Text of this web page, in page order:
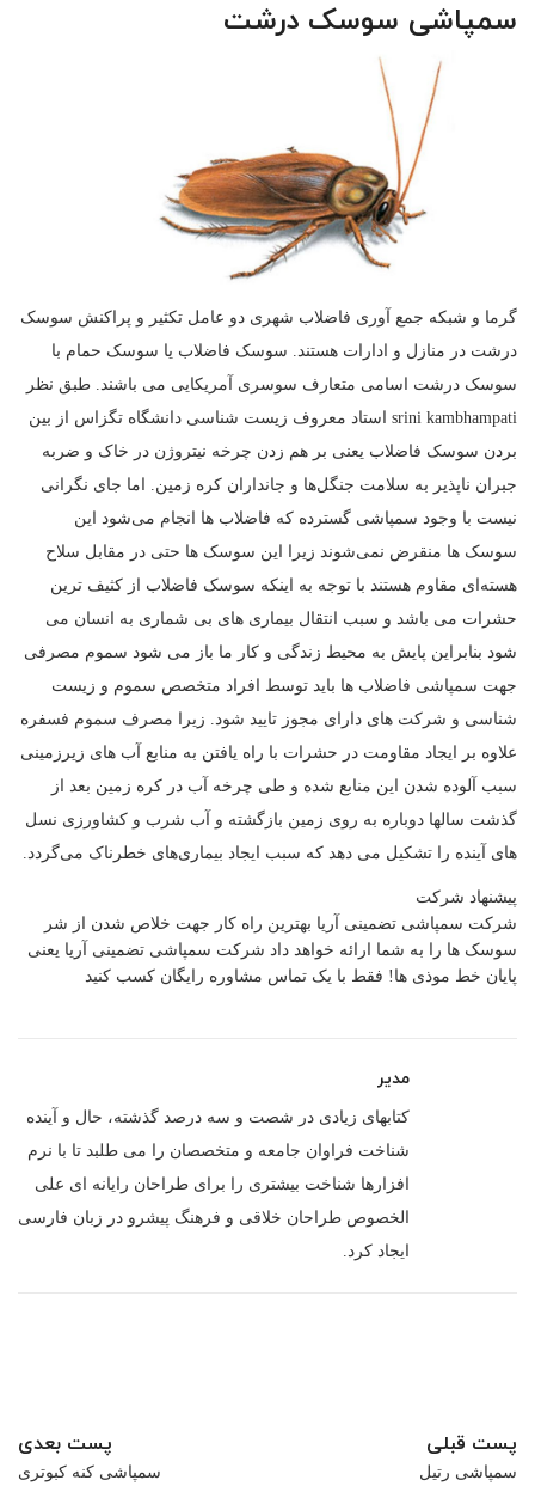
سمپاشی سوسک درشت
گرما و شبکه جمع آوری فاضلاب شهری دو عامل تکثیر و پراکنش سوسک
درشت در منازل و ادارات هستند. سوسک فاضلاب یا سوسک حمام با
سوسک درشت اسامی متعارف سوسری آمریکایی می باشند. طبق نظر
srini kambhampati استاد معروف زیست شناسی دانشگاه تگزاس از بین
بردن سوسک فاضلاب یعنی بر هم زدن چرخه نیتروژن در خاک و ضربه
جبران ناپذیر به سلامت جنگل‌ها و جانداران کره زمین. اما جای نگرانی
نیست با وجود سمپاشی گسترده که فاضلاب ها انجام می‌شود این
سوسک ها منقرض نمی‌شوند زیرا این سوسک ها حتی در مقابل سلاح
هسته‌ای مقاوم هستند با توجه به اینکه سوسک فاضلاب از کثیف ترین
حشرات می باشد و سبب انتقال بیماری های بی شماری به انسان می
شود بنابراین پایش به محیط زندگی و کار ما باز می شود سموم مصرفی
جهت سمپاشی فاضلاب ها باید توسط افراد متخصص سموم و زیست
شناسی و شرکت های دارای مجوز تایید شود. زیرا مصرف سموم فسفره
علاوه بر ایجاد مقاومت در حشرات با راه یافتن به منابع آب های زیرزمینی
سبب آلوده شدن این منابع شده و طی چرخه آب در کره زمین بعد از
گذشت سالها دوباره به روی زمین بازگشته و آب شرب و کشاورزی نسل
های آینده را تشکیل می دهد که سبب ایجاد بیماری‌های خطرناک می‌گردد.
پیشنهاد شرکت
شرکت سمپاشی تضمینی آریا بهترین راه کار جهت خلاص شدن از شر
سوسک ها را به شما ارائه خواهد داد شرکت سمپاشی تضمینی آریا یعنی
پایان خط موذی ها! فقط با یک تماس مشاوره رایگان کسب کنید
مدیر
کتابهای زیادی در شصت و سه درصد گذشته، حال و آینده
شناخت فراوان جامعه و متخصصان را می طلبد تا با نرم
افزارها شناخت بیشتری را برای طراحان رایانه ای علی
الخصوص طراحان خلاقی و فرهنگ پیشرو در زبان فارسی
ایجاد کرد.
پست قبلی
سمپاشی رتیل
پست بعدی
سمپاشی کنه کبوتری